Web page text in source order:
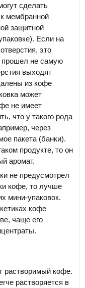
сделать
мембранной
защитной
Если на
это
прошел не самую
выходят
из кофе
может
не имеет
что у такого рода
через
пакета (банки).
продукте, то он
аромат.
не предусмотрел
кофе, то лучше
мини-упаковок.
кофе
чаще его
растворимый кофе.
растворяется в